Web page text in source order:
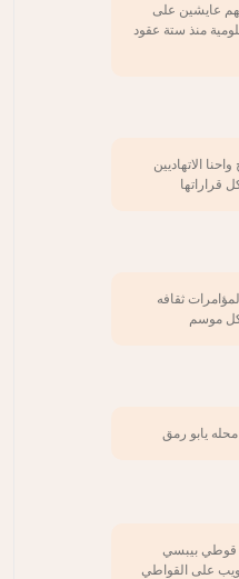
عايشين على
منذ ستة عقود
الاتهاديين
قراراتها
ثقافه
كل موسم
يابو رمق
قوطي بيبسي
على القواطي